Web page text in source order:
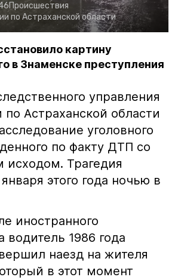
Происшествия
по Астраханской области
картину
в Знаменске преступления
управления
Астраханской области
уголовного
по факту ДТП со
исходом. Трагедия
этого года ночью в
иностранного
водитель 1986 года
наезд на жителя
в этот момент